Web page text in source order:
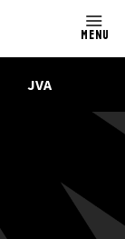
MENU
JVA